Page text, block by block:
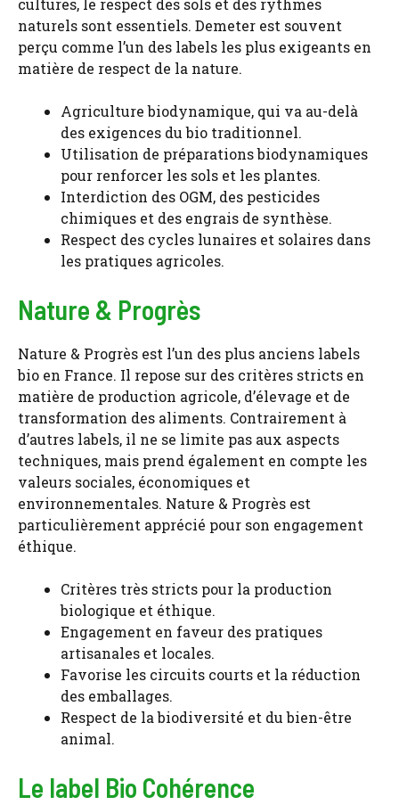
cultures, le respect des sols et des rythmes
naturels sont essentiels. Demeter est souvent
perçu comme l’un des labels les plus exigeants en
matière de respect de la nature.
Agriculture biodynamique, qui va au-delà
des exigences du bio traditionnel.
Utilisation de préparations biodynamiques
pour renforcer les sols et les plantes.
Interdiction des OGM, des pesticides
chimiques et des engrais de synthèse.
Respect des cycles lunaires et solaires dans
les pratiques agricoles.
Nature & Progrès
Nature & Progrès est l’un des plus anciens labels
bio en France. Il repose sur des critères stricts en
matière de production agricole, d’élevage et de
transformation des aliments. Contrairement à
d’autres labels, il ne se limite pas aux aspects
techniques, mais prend également en compte les
valeurs sociales, économiques et
environnementales. Nature & Progrès est
particulièrement apprécié pour son engagement
éthique.
Critères très stricts pour la production
biologique et éthique.
Engagement en faveur des pratiques
artisanales et locales.
Favorise les circuits courts et la réduction
des emballages.
Respect de la biodiversité et du bien-être
animal.
Le label Bio Cohérence